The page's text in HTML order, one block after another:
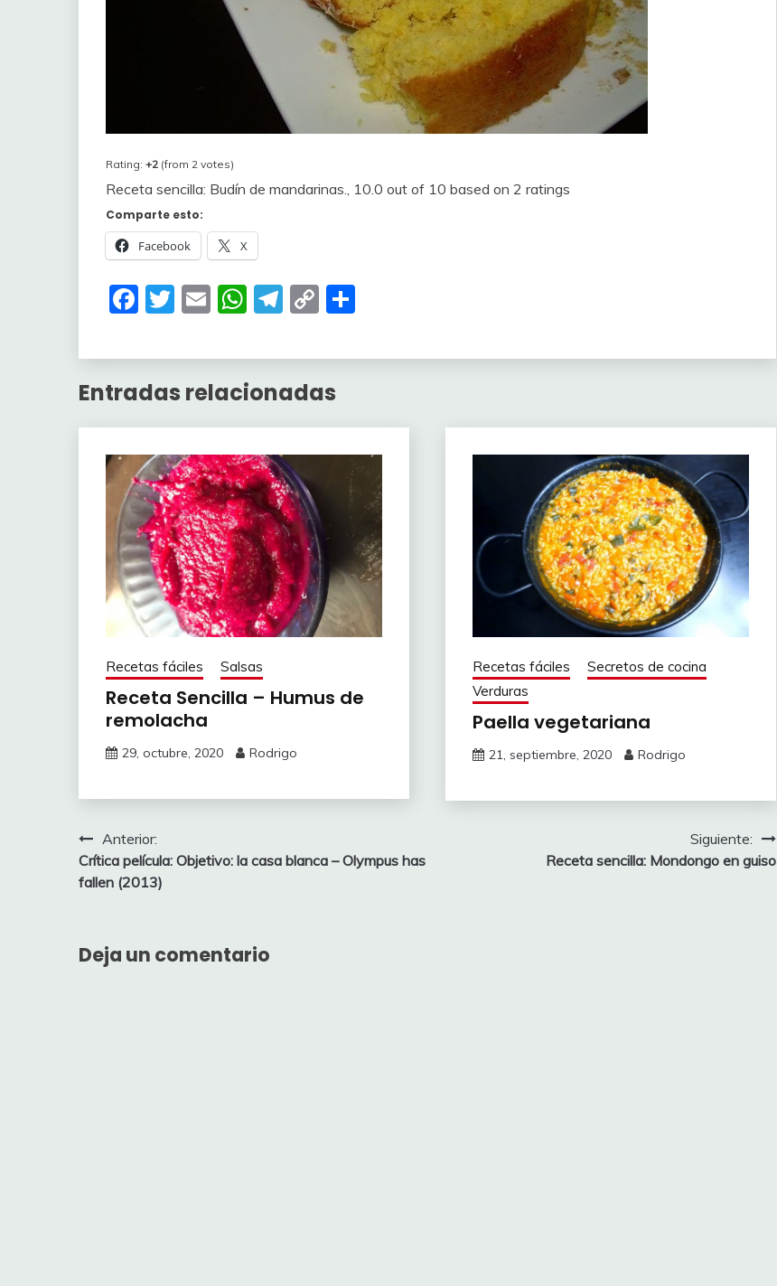
Rating: +2 (from 2 votes)
Receta sencilla: Budín de mandarinas., 10.0 out of 10 based on 2 ratings
Comparte esto:
Facebook X
Facebook
Twitter
EmailWhatsApp
Telegram
Copy
Entradas relacionadas
Recetas fáciles Salsas
Receta Sencilla – Humus de
remolacha
29, octubre, 2020 Rodrigo
Recetas fáciles
Secretos de cocina
Verduras
Paella vegetariana
21, septiembre, 2020 Rodrigo
Navegación
de
Anterior:
Crítica película: Objetivo: la casa blanca – Olympus has
fallen (2013)
Siguiente:
Receta sencilla: Mondongo en guiso
Deja un comentario